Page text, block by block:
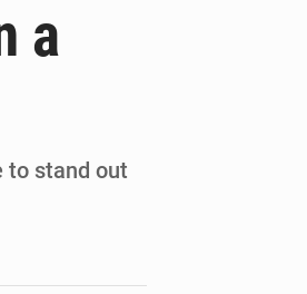
et de l’électricité
à la vigilance
a
to stand out